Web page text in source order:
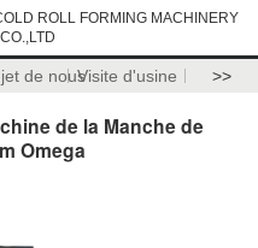
ROLL FORMING MACHINERY
de nousVisite d'usine >>
de la Manche de
Omega